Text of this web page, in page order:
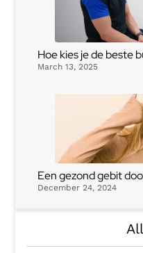
Hoe kies je de beste
March 13, 2025
Een gezond gebit
December 24, 2024